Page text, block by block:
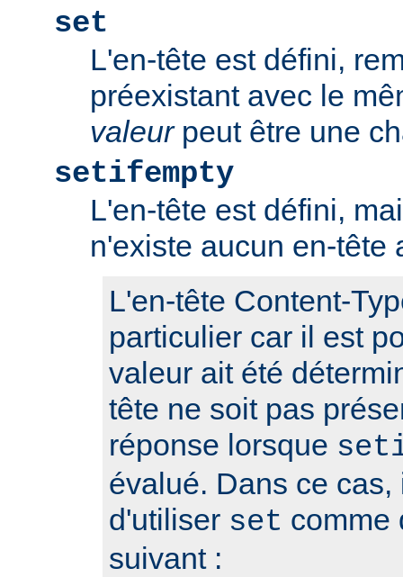
set
L'en-tête est défini,
préexistant avec le
valeurpeut être une
setifempty
L'en-tête est défini,
n'existe aucun en-tête
L'en-tête Content-
particulier car il est
valeur ait été
tête ne soit pas
réponse lorsque
évalué. Dans ce
d'utiliser set comme
suivant :